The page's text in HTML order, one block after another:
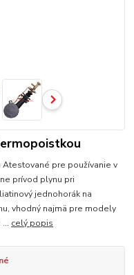
Atestované pre používanie v
prívod plynu pri
jednohorák na
vhodný najmä pre modely
celý popis